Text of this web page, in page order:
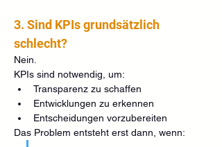
3. Sind KPIs grundsätzlich
schlecht?
Nein.
KPIs sind notwendig, um:
Transparenz zu schaffen
Entwicklungen zu erkennen
Entscheidungen vorzubereiten
Das Problem entsteht erst dann, wenn: